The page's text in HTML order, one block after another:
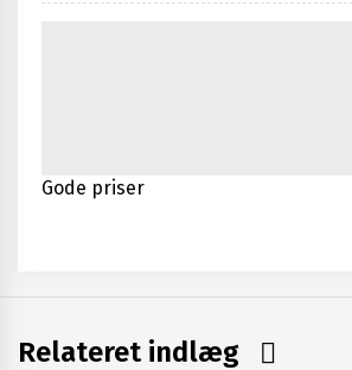
Gode priser
Relateret indlæg